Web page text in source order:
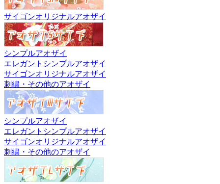
サイゴンオリジナルアオザイ
シンプルアオザイ
エレガントシンプルアオザイ
サイゴンオリジナルアオザイ
刺繍・その他のアオザイ
シンプルアオザイ
エレガントシンプルアオザイ
サイゴンオリジナルアオザイ
刺繍・その他のアオザイ